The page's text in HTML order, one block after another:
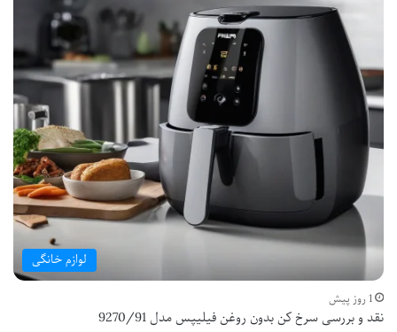
لوازم خانگی
1 روز پیش
نقد و بررسی سرخ کن بدون روغن فیلیپس مدل 9270/91